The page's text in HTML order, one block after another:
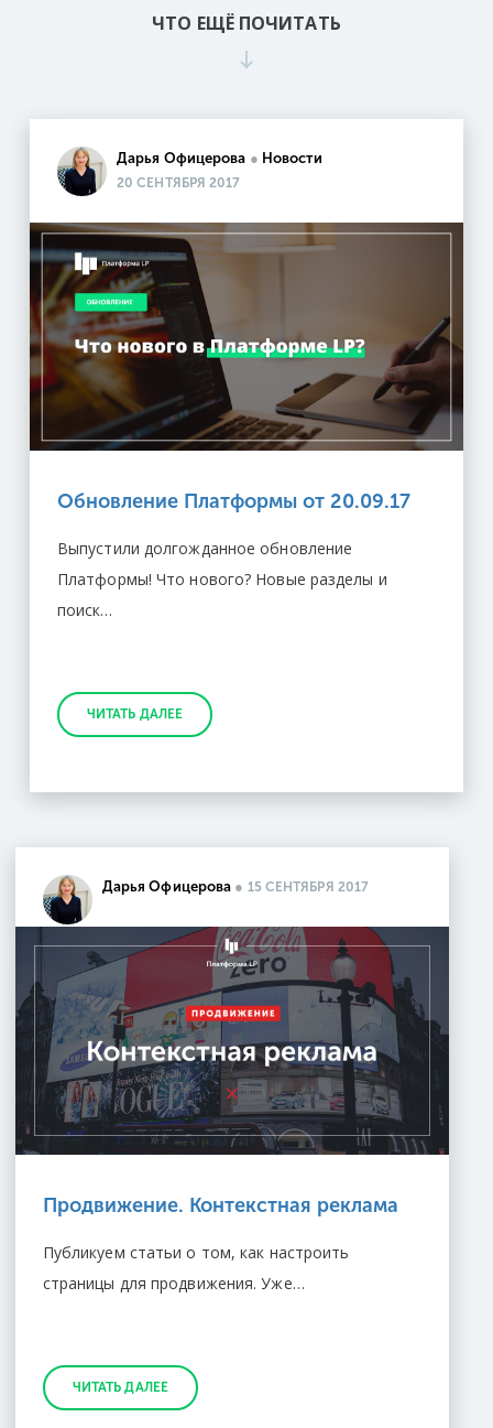
ЧТО ЕЩЁ ПОЧИТАТЬ
Дарья Офицерова ● Новости
20 СЕНТЯБРЯ 2017
Обновление Платформы от 20.09.17
Выпустили долгожданное обновление
Платформы! Что нового? Новые разделы и
поиск…
ЧИТАТЬ ДАЛЕЕ
Дарья Офицерова ● 15 СЕНТЯБРЯ 2017
Продвижение. Контекстная реклама
Публикуем статьи о том, как настроить
страницы для продвижения. Уже…
ЧИТАТЬ ДАЛЕЕ